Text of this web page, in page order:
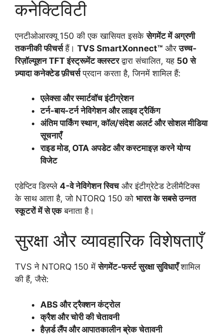
कनेक्टिविटी
एनटीओआरक्यू 150 की एक खासियत इसकेसेगमेंट में अग्रणी
तकनीकी फीचर्सहैं। TVS SmartXonnect™ औरउच्च-
रिज़ॉल्यूशन TFT इंस्ट्रूमेंट क्लस्टरद्वारा संचालित, यह 50 से
ज़्यादा कनेक्टेड फ़ीचर्सप्रदान करता है, जिनमें शामिल हैं:
एलेक्सा और स्मार्टवॉच इंटीग्रेशन
टर्न-बाय-टर्न नेविगेशन और लाइव ट्रैकिंग
अंतिम पार्किंग स्थान, कॉल/संदेश अलर्ट और सोशल मीडिया
सूचनाएँ
राइड मोड, OTA अपडेट और कस्टमाइज़ करने योग्य
विजेट
एडेप्टिव डिस्प्ले 4-वे नेविगेशन स्विचऔर इंटीग्रेटेड टेलीमैटिक्स
के साथ आता है, जो NTORQ 150 को भारत के सबसे उन्नत
स्कूटरों में से एकबनाता है।
सुरक्षा और व्यावहारिक विशेषताएँ
TVS ने NTORQ 150 मेंसेगमेंट-फर्स्ट सुरक्षा सुविधाएँशामिल
की हैं, जैसे:
ABS और ट्रैक्शन कंट्रोल
क्रैश और चोरी की चेतावनी
हैज़र्ड लैंप और आपातकालीन ब्रेक चेतावनी